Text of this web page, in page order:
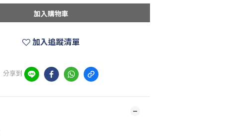
加入購物車
加入追蹤清單
分享到